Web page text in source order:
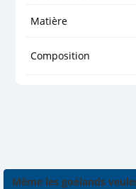
Matière
Composition
Même les goélands